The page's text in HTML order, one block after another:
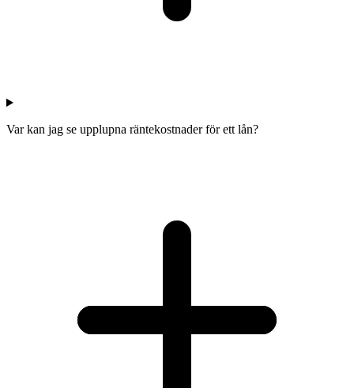
Var kan jag se upplupna räntekostnader för ett lån?